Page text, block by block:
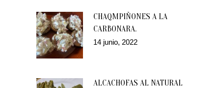
CHAQMPIÑONES A LA
CARBONARA.
14 junio, 2022
ALCACHOFAS AL NATURAL